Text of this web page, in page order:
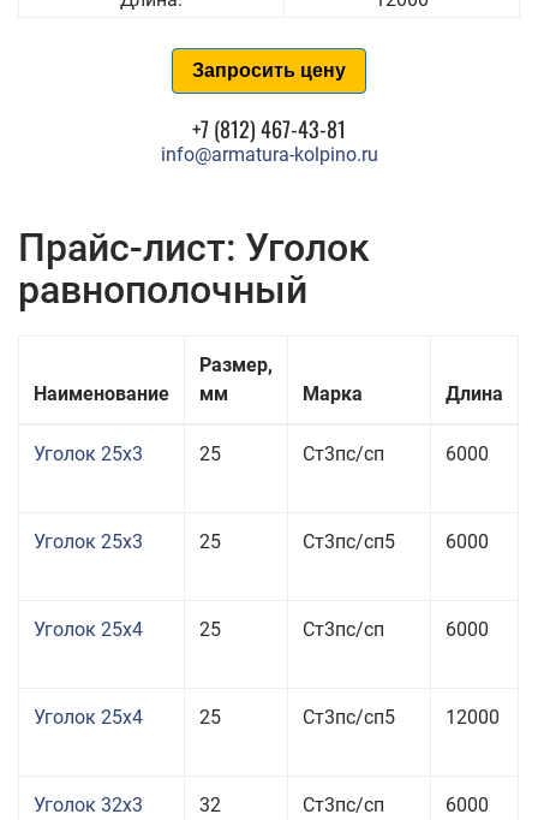
Запросить цену
+7 (812) 467-43-81
info@armatura-kolpino.ru
Прайс-лист: Уголок
равнополочный
Наименование
Размер,
мм
Марка Длина
Уголок 25x3 25 Ст3пс/сп 6000
Уголок 25x3 25 Ст3пс/сп5 6000
Уголок 25x4 25 Ст3пс/сп 6000
Уголок 25x4 25 Ст3пс/сп5 12000
Уголок 32x3 32 Ст3пс/сп 6000